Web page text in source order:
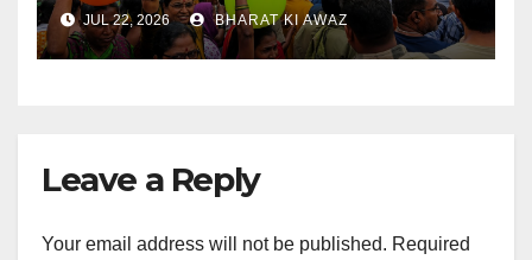
JUL 22, 2026 BHARAT KI AWAZ
Leave a Reply
Your email address will not be published. Required